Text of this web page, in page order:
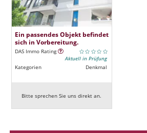
Ein passendes Objekt befindet
sich in Vorbereitung.
DAS Immo Rating
Aktuell in Prüfung
Kategorien
Denkmal
Bitte sprechen Sie uns direkt an.